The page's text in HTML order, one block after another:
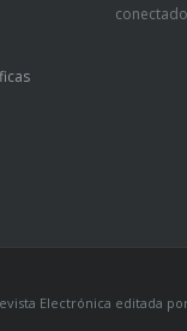
Electrónica editada por